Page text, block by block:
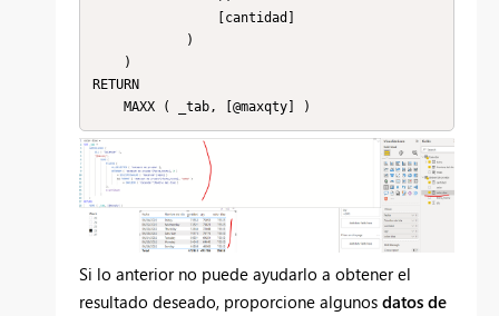
RETURN
    MAXX ( _tab, [@maxqty] )
Si lo anterior no puede ayudarlo a obtener el
resultado deseado, proporcione algunos datos de